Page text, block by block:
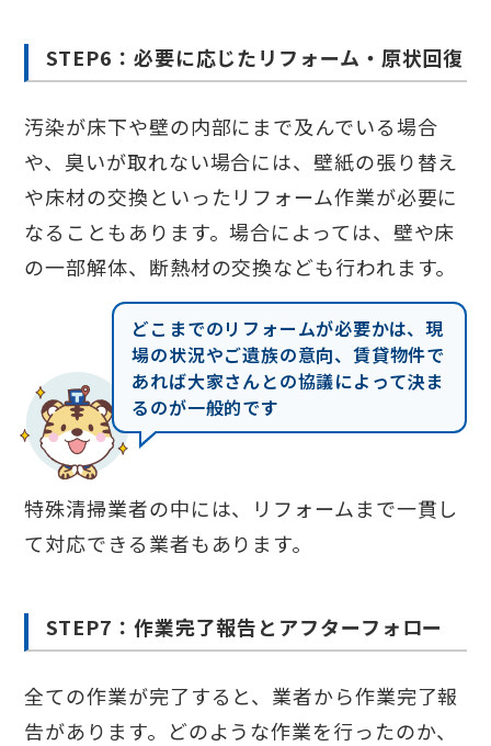
STEP6：必要に応じたリフォーム・原状回復
汚染が床下や壁の内部にまで及んでいる場合
や、臭いが取れない場合には、壁紙の張り替え
や床材の交換といったリフォーム作業が必要に
なることもあります。場合によっては、壁や床
の一部解体、断熱材の交換なども行われます。
どこまでのリフォームが必要かは、現
場の状況やご遺族の意向、賃貸物件で
あれば大家さんとの協議によって決ま
るのが一般的です
特殊清掃業者の中には、リフォームまで一貫し
て対応できる業者もあります。
STEP7：作業完了報告とアフターフォロー
全ての作業が完了すると、業者から作業完了報
告があります。どのような作業を行ったのか、